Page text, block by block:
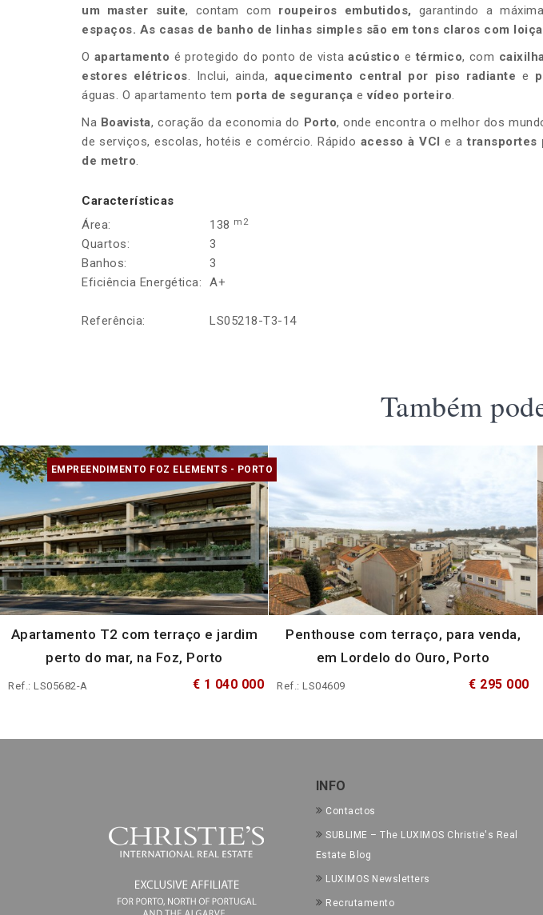
um master suite, contam com roupeiros embutidos, garantindo a
espaços. As casas de banho de linhas simples são em tons claros com
O apartamento é protegido do ponto de vistaacústico e térmico, com
estores elétricos. Inclui, ainda, aquecimento central por piso radiante e
águas. O apartamento tem porta de segurança evídeo porteiro.
Na Boavista, coração da economia do Porto, onde encontra o melhor dos
de serviços, escolas, hotéis e comércio. Rápido acesso à VCI e atransportes
de metro.
Características
Área:
138 m2
Quartos:
3
Banhos:
3
Eficiência Energética:
A+
Referência: LS05218-T3-14
Também
EMPREENDIMENTO FOZ ELEMENTS - PORTO
Apartamento T2 com terraço e jardim
perto do mar, na Foz, Porto
Ref.: LS05682-A € 1 040 000
Penthouse com terraço, para venda,
em Lordelo do Ouro, Porto
Ref.: LS04609 € 295 000
INFO
Contactos
SUBLIME – The LUXIMOS Christie's Real
Estate Blog
LUXIMOS Newsletters
Recrutamento